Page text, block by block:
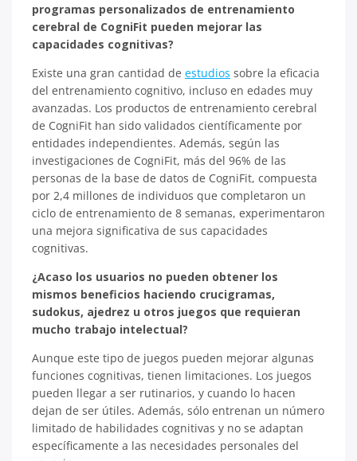
programas personalizados de entrenamiento
cerebral de CogniFit pueden mejorar las
capacidades cognitivas?
Existe una gran cantidad de estudios sobre la eficacia
del entrenamiento cognitivo, incluso en edades muy
avanzadas. Los productos de entrenamiento cerebral
de CogniFit han sido validados científicamente por
entidades independientes. Además, según las
investigaciones de CogniFit, más del 96% de las
personas de la base de datos de CogniFit, compuesta
por 2,4 millones de individuos que completaron un
ciclo de entrenamiento de 8 semanas, experimentaron
una mejora significativa de sus capacidades
cognitivas.
¿Acaso los usuarios no pueden obtener los
mismos beneficios haciendo crucigramas,
sudokus, ajedrez u otros juegos que requieran
mucho trabajo intelectual?
Aunque este tipo de juegos pueden mejorar algunas
funciones cognitivas, tienen limitaciones. Los juegos
pueden llegar a ser rutinarios, y cuando lo hacen
dejan de ser útiles. Además, sólo entrenan un número
limitado de habilidades cognitivas y no se adaptan
específicamente a las necesidades personales del